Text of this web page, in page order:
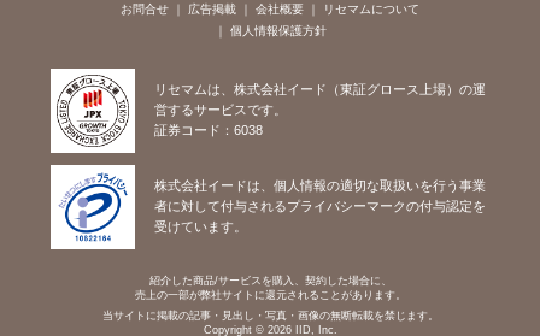
お問合せ 広告掲載 会社概要
リセマムについて
個人情報保護方針
リセマムは、株式会社イード（東証グロース上場）の運
営するサービスです。
証券コード：6038
株式会社イードは、個人情報の適切な取扱いを行う事業
者に対して付与されるプライバシーマークの付与認定を
受けています。
紹介した商品/サービスを購入、契約した場合に、
売上の一部が弊社サイトに還元されることがあります。
当サイトに掲載の記事・見出し・写真・画像の無断転載を禁じます。
Copyright © 2026 IID, Inc.